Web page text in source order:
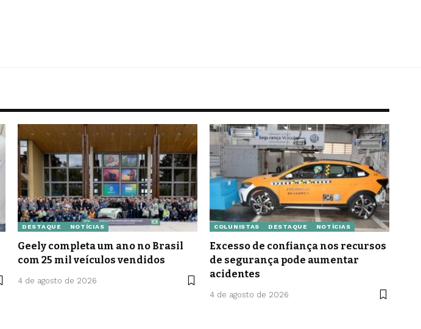
DESTAQUE NOTÍCIAS
Geely completa um ano no Brasil
com 25 mil veículos vendidos
4 de agosto de 2026
COLUNISTAS DESTAQUE NOTÍCIAS
Excesso de confiança nos recursos
de segurança pode aumentar
acidentes
4 de agosto de 2026